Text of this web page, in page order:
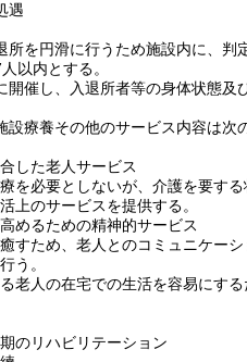
遇
所を円滑に行うため施設内に、判
以内とする。
開催し、入退所者等の身体状態及
設療養その他のサービス内容は次
した老人サービス
を必要としないが、介護を要す
上のサービスを提供する。
めるための精神的サービス
すため、老人とのコミュニケー
う。
老人の在宅での生活を容易にす
のリハビリテーション